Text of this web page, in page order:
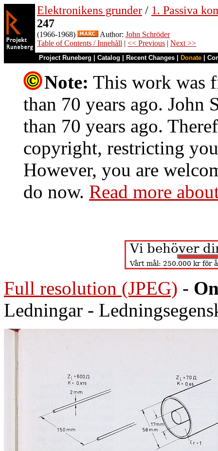
Elektronikens grunder / 1. Passiva
247
(1966-1968) Author: John Schröder
Table of Contents / Innehåll | << Previous | Next >>
Project Runeberg Catalog Recent Changes Donate
Note: This work was
than 70 years ago. John
than 70 years ago.
copyright, restricting
However, you are
do now. Read more
Full resolution (JPEG) -
Ledningar -